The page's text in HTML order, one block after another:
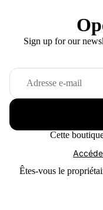
Sign up for our
Cette
Êtes-vous le